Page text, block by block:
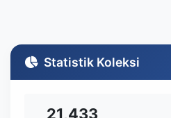
Statistik Koleksi
21,433